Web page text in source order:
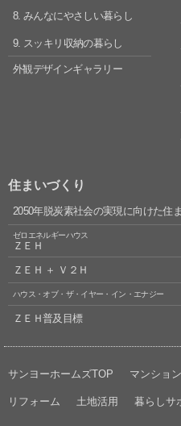
8. みんなにやさしい暮らし
9. スッキリ収納の暮らし
外観デザインギャラリー
住まいづくり
2050年脱炭素社会の実現に向けた住
ゼロエネルギーハウス
ＺＥＨ
ＺＥＨ ＋ Ｖ２Ｈ
ハウス・オブ・ザ・イヤー・イン・エナジー
ＺＥＨ普及目標
サンヨーホームズTOP マンション
リフォーム 土地活用 暮らしサ